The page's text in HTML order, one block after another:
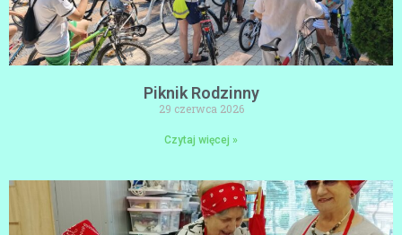
Piknik Rodzinny
29 czerwca 2026
Czytaj więcej »